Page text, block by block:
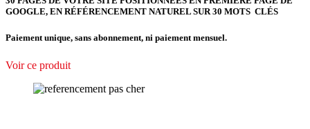
GOOGLE, EN RÉFÉRENCEMENT NATUREL SUR 30 MOTS CLÉS
Paiement unique, sans abonnement, ni paiement mensuel.
Voir ce produit